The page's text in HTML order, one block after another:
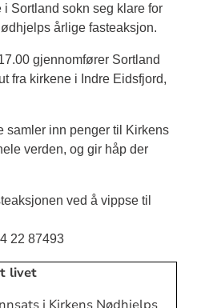
Sortland sokn seg klare for
årlige fasteaksjon.
gjennomfører Sortland
fra kirkene i Indre Eidsfjord,
samler inn penger til Kirkens
verden, og gir håp der
ved å vippse til
22 87493
livet